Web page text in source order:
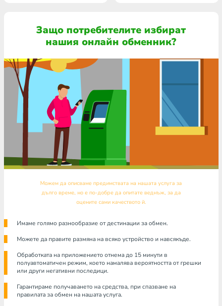
Защо потребителите избират
нашия онлайн обменник?
Можем да описваме предимствата на нашата услуга за
дълго време, но е по-добре да опитате веднъж, за да
оцените сами качеството й.
Имаме голямо разнообразие от дестинации за обмен.
Можете да правите размяна на всяко устройство и навсякъде.
Обработката на приложението отнема до 15 минути в
полуавтоматичен режим, което намалява вероятността от грешки
или други негативни последици.
Гарантираме получаването на средства, при спазване на
правилата за обмен на нашата услуга.